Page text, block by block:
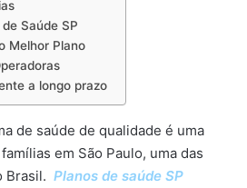
Saúde SP
Melhor Plano
a longo prazo
de saúde de qualidade é uma
em São Paulo, uma das
Brasil. Planos de saúde SP